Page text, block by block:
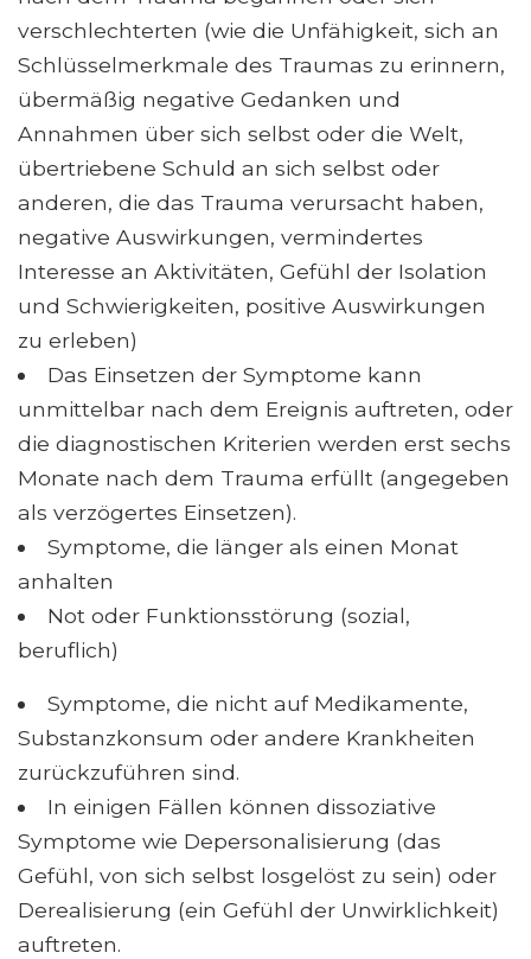
verschlechterten (wie die Unfähigkeit, sich an
Schlüsselmerkmale des Traumas zu erinnern,
übermäßig negative Gedanken und
Annahmen über sich selbst oder die Welt,
übertriebene Schuld an sich selbst oder
anderen, die das Trauma verursacht haben,
negative Auswirkungen, vermindertes
Interesse an Aktivitäten, Gefühl der Isolation
und Schwierigkeiten, positive Auswirkungen
zu erleben)
Das Einsetzen der Symptome kann
unmittelbar nach dem Ereignis auftreten, oder
die diagnostischen Kriterien werden erst sechs
Monate nach dem Trauma erfüllt (angegeben
als verzögertes Einsetzen).
Symptome, die länger als einen Monat
anhalten
Not oder Funktionsstörung (sozial,
beruflich)
Symptome, die nicht auf Medikamente,
Substanzkonsum oder andere Krankheiten
zurückzuführen sind.
In einigen Fällen können dissoziative
Symptome wie Depersonalisierung (das
Gefühl, von sich selbst losgelöst zu sein) oder
Derealisierung (ein Gefühl der Unwirklichkeit)
auftreten.